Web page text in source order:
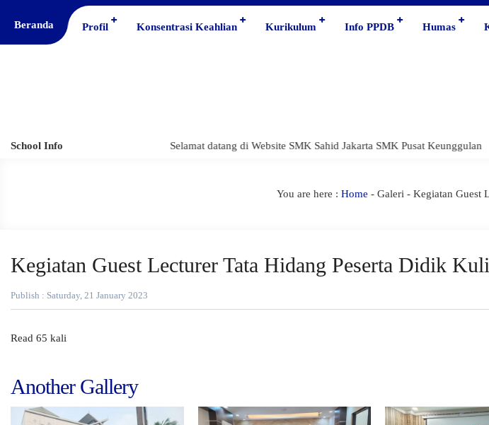
Beranda Profil Konsentrasi Keahlian Kurikulum Info PPDB Humas
School Info Selamat datang di Website SMK Sahid Jakarta SMK Pusat Keunggulan
You are here : Home - Galeri - Kegiatan Guest
Kegiatan Guest Lecturer Tata Hidang Peserta Didik
Publish : Saturday, 21 January 2023
Read 65 kali
Another Gallery